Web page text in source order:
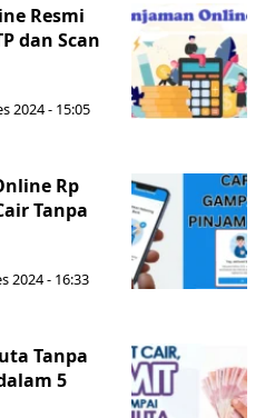
Resmi
dan Scan
2024 - 15:05
Rp
Tanpa
2024 - 16:33
Tanpa
5